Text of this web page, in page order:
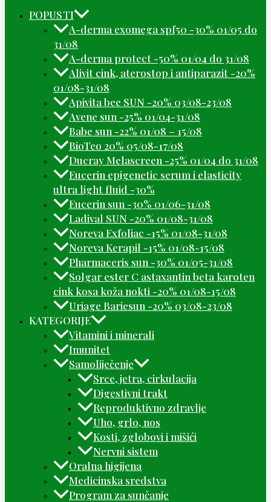
POPUSTI
A-derma exomega spf50 -30% 01/05 do
31/08
A-derma protect -50% 01/04 do 31/08
Alivit cink, aterostop i antiparazit -20%
01/08-31/08
Apivita bee SUN -20% 03/08-23/08
Avene sun -25% 01/04-31/08
Babe sun -22% 01/08 – 15/08
BioTeo 20% 05/08-17/08
Ducray Melascreen -25% 01/04 do 31/08
Eucerin epigenetic serum i elasticity
ultra light fluid -30%
Eucerin sun -30% 01/06-31/08
Ladival SUN -20% 01/08-31/08
Noreva Exfoliac -15% 01/08-31/08
Noreva Kerapil -15% 01/08-15/08
Pharmaceris sun -30% 01/05-31/08
Solgar ester C astaxantin beta karoten
cink kosa koža nokti -20% 01/08-15/08
Uriage Bariesun -20% 03/08-23/08
KATEGORIJE
Vitamini i minerali
Imunitet
Samoliječenje
Srce, jetra, cirkulacija
Digestivni trakt
Reproduktivno zdravlje
Uho, grlo, nos
Kosti, zglobovi i mišići
Nervni sistem
Oralna higijena
Medicinska sredstva
Program za sunčanje